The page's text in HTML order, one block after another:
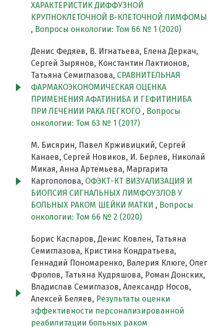
ХАРАКТЕРИСТИК ДИФФУЗНОЙ
КРУПНОКЛЕТОЧНОЙ В-КЛЕТОЧНОЙ ЛИМФОМЫ
, Вопросы онкологии: Том 66 № 1 (2020)
Денис Федяев, В. Игнатьева, Елена Деркач,
Сергей Зырянов, Константин Лактионов,
Татьяна Семиглазова, СРАВНИТЕЛЬНАЯ
ФАРМАКОЭКОНОМИЧЕСКАЯ ОЦЕНКА
ПРИМЕНЕНИЯ АФАТИНИБА И ГЕФИТИНИБА
ПРИ ЛЕЧЕНИИ РАКА ЛЕГКОГО , Вопросы
онкологии: Том 63 № 1 (2017)
М. Бисярин, Павел Крживицкий, Сергей
Канаев, Сергей Новиков, И. Берлев, Николай
Микая, Анна Артемьева, Маргарита
Каргополова, ОФЭКТ-КТ ВИЗУАЛИЗАЦИЯ И
БИОПСИЯ СИГНАЛЬНЫХ ЛИМФОУЗЛОВ У
БОЛЬНЫХ РАКОМ ШЕЙКИ МАТКИ , Вопросы
онкологии: Том 66 № 2 (2020)
Борис Каспаров, Денис Ковлен, Татьяна
Семиглазова, Кристина Кондратьева,
Геннадий Пономаренко, Валерия Клюге, Олег
Фролов, Татьяна Кудряшова, Роман Донских,
Владислав Семиглазов, Александр Носов,
Алексей Беляев, Результаты оценки
эффективности персонализированной
реабилитации больных раком